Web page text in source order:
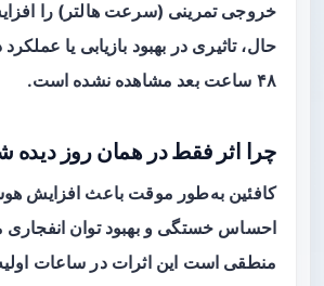
خروجی تمرینی (سرعت هالتر) را
۴۸ ساعت بعد مشاهده نشده است.
چرا اثر فقط در همان روز دیده
کافئین به‌طور موقت باعث افزایش
احساس خستگی و بهبود توان
منطقی است این اثرات در ساعات